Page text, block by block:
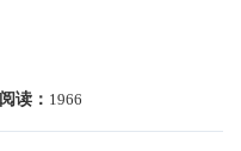
阅读： 1966